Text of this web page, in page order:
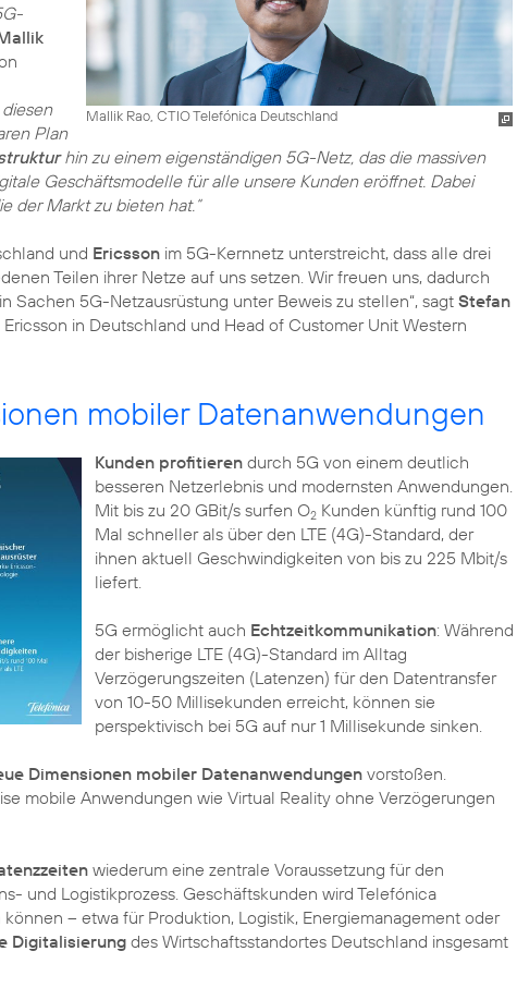
Mallik Rao, CTIO Telefónica Deutschland
Plan
hin zu einem eigenständigen 5G-Netz, das die massiven
Geschäftsmodelle für alle unsere Kunden eröffnet. Dabei
der Markt zu bieten hat.“
und Ericsson im 5G-Kernnetz unterstreicht, dass alle drei
Teilen ihrer Netze auf uns setzen. Wir freuen uns, dadurch
Sachen 5G-Netzausrüstung unter Beweis zu stellen“, sagt Stefan
in Deutschland und Head of Customer Unit Western
mobiler Datenanwendungen
Kunden profitierendurch 5G von einem deutlich
besseren Netzerlebnis und modernsten Anwendungen.
Mit bis zu 20 GBit/s surfen O2Kunden künftig rund 100
Mal schneller als über den LTE (4G)-Standard, der
ihnen aktuell Geschwindigkeiten von bis zu 225 Mbit/s
liefert.
5G ermöglicht auch Echtzeitkommunikation: Während
der bisherige LTE (4G)-Standard im Alltag
Verzögerungszeiten (Latenzen) für den Datentransfer
von 10-50 Millisekunden erreicht, können sie
perspektivisch bei 5G auf nur 1 Millisekunde sinken.
Dimensionen mobiler Datenanwendungen vorstoßen.
mobile Anwendungen wie Virtual Reality ohne Verzögerungen
wiederum eine zentrale Voraussetzung für den
und Logistikprozess. Geschäftskunden wird Telefónica
– etwa für Produktion, Logistik, Energiemanagement oder
Digitalisierung des Wirtschaftsstandortes Deutschland insgesamt